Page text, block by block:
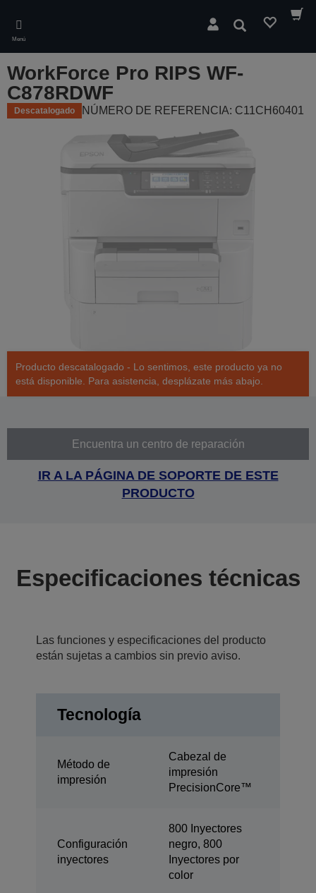
main
content
Menú
Buscar
WorkForce Pro RIPS WF-
C878RDWF
Descatalogado NÚMERO DE REFERENCIA: C11CH60401
Producto descatalogado - Lo sentimos, este producto ya no
está disponible. Para asistencia, desplázate más abajo.
Encuentra un centro de reparación
IR A LA PÁGINA DE SOPORTE DE ESTE
PRODUCTO
Especificaciones técnicas
Las funciones y especificaciones del producto
están sujetas a cambios sin previo aviso.
Tecnología
Método de
impresión
Cabezal de
impresión
PrecisionCore™
Configuración
inyectores
800 Inyectores
negro, 800
Inyectores por
color